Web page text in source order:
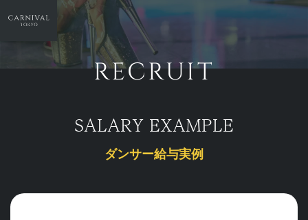
RECRUIT
SALARY EXAMPLE
ダンサー給与実例